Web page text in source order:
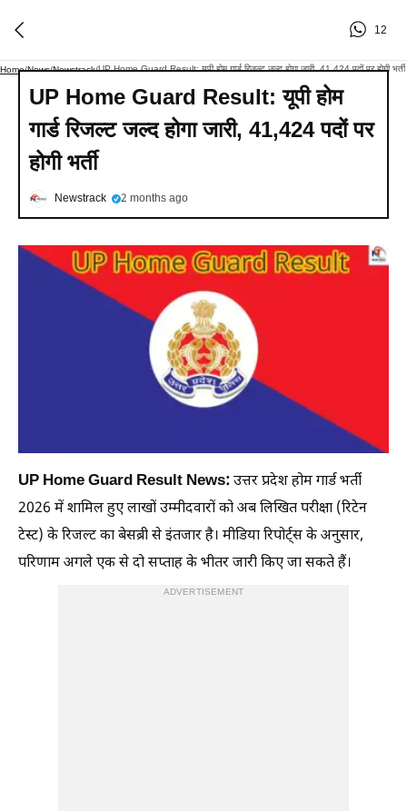
12
Home/News/Newstrack/UP Home Guard Result: यूपी होम गार्ड रिजल्ट जल्द होगा जारी, 41,424 पदों पर होगी भर्ती
UP Home Guard Result: यूपी होम
गार्ड रिजल्ट जल्द होगा जारी, 41,424 पदों पर
होगी भर्ती
Newstrack 2 months ago
UP Home Guard Result News:उत्तर प्रदेश होम गार्ड भर्ती
2026 में शामिल हुए लाखों उम्मीदवारों को अब लिखित परीक्षा (रिटेन
टेस्ट) के रिजल्ट का बेसब्री से इंतजार है। मीडिया रिपोर्ट्स के अनुसार,
परिणाम अगले एक से दो सप्ताह के भीतर जारी किए जा सकते हैं।
ADVERTISEMENT